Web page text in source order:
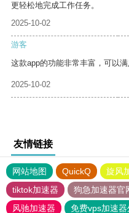
更轻松地完成工作任务。
2025-10-02
游客
这款app的功能非常丰富，可以满
2025-10-02
友情链接
网站地图 QuickQ 旋风
tiktok加速器
狗急加速器官
风驰加速器
免费vps加速